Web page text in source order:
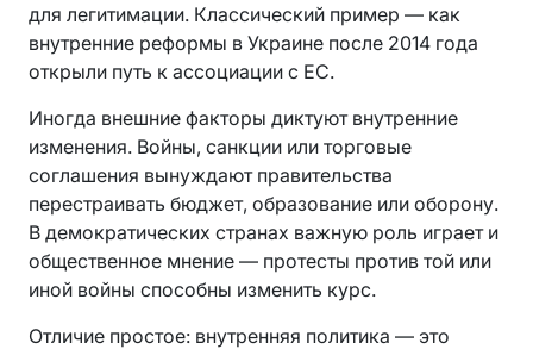
для легитимации. Классический пример — как
внутренние реформы в Украине после 2014 года
открыли путь к ассоциации с ЕС.
Иногда внешние факторы диктуют внутренние
изменения. Войны, санкции или торговые
соглашения вынуждают правительства
перестраивать бюджет, образование или оборону.
В демократических странах важную роль играет и
общественное мнение — протесты против той или
иной войны способны изменить курс.
Отличие простое: внутренняя политика — это